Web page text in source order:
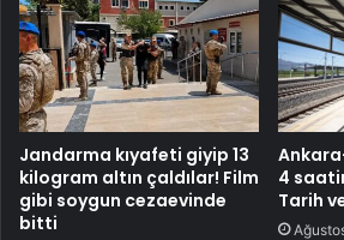
Jandarma kıyafeti giyip 13
kilogram altın çaldılar! Film
gibi soygun cezaevinde
bitti
4
Tarih